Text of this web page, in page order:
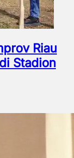
Riau
Stadion